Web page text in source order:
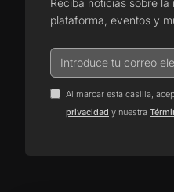
plataforma, eventos y
Al marcar esta casilla,
privacidad y nuestra